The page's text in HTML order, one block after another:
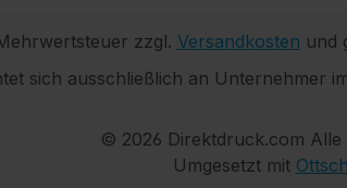
zzgl. Versandkosten und
sich ausschließlich an Unternehmer
© 2026 Direktdruck.com Alle
Umgesetzt mit